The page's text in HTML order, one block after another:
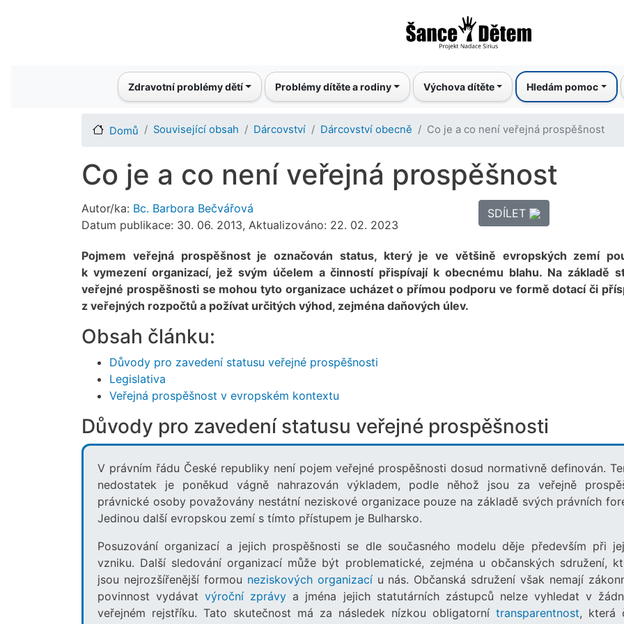
k
hlavnímu
Main navigationZdravotní problémy dětí Problémy dítěte a rodiny Výchova dítěte Hledám pomoc
Domů Související obsah Dárcovství Dárcovství obecně Co je a co není veřejná prospěšnost
Co je a co není veřejná prospěšnost
Autor/ka: Bc. Barbora Bečvářová
Datum publikace: 30. 06. 2013, Aktualizováno: 22. 02. 2023
SDÍLET
Pojmem veřejná prospěšnost je označován status, který je ve většině evropských zemí
k vymezení organizací, jež svým účelem a činností přispívají k obecnému blahu. Na základě
veřejné prospěšnosti se mohou tyto organizace ucházet o přímou podporu ve formě dotací či
z veřejných rozpočtů a požívat určitých výhod, zejména daňových úlev.
Obsah článku:
Důvody pro zavedení statusu veřejné prospěšnosti
Legislativa
Veřejná prospěšnost v evropském kontextu
Důvody pro zavedení statusu veřejné prospěšnosti
V právním řádu České republiky není pojem veřejné prospěšnosti dosud normativně definován.
nedostatek je poněkud vágně nahrazován výkladem, podle něhož jsou za veřejně
právnické osoby považovány nestátní neziskové organizace pouze na základě svých právních
Jedinou další evropskou zemí s tímto přístupem je Bulharsko.
Posuzování organizací a jejich prospěšnosti se dle současného modelu děje především při
vzniku. Další sledování organizací může být problematické, zejména u občanských sdružení,
jsou nejrozšířenější formou neziskových organizacíu nás. Občanská sdružení však nemají
povinnost vydávatvýroční zprávy a jména jejich statutárních zástupců nelze vyhledat v
veřejném rejstříku. Tato skutečnost má za následek nízkou obligatorní transparentnost, která